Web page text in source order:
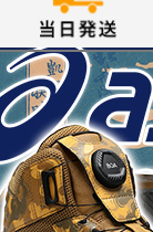
よくある質問